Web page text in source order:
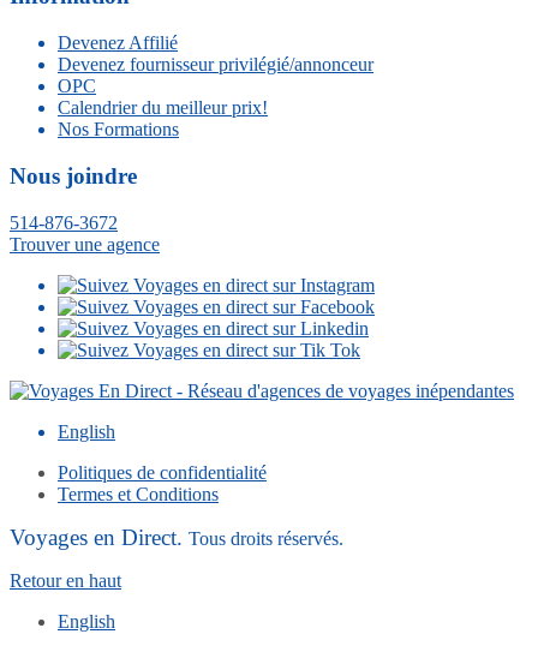
Devenez Affilié
Devenez fournisseur privilégié/annonceur
OPC
Calendrier du meilleur prix!
Nos Formations
Nous joindre
514-876-3672
Trouver une agence
English
Politiques de confidentialité
Termes et Conditions
Voyages en Direct. Tous droits réservés.
Retour en haut
English